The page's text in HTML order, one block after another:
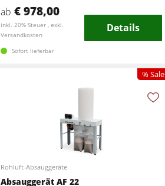
ab € 978,00
inkl. 20% Steuer , exkl.
Versandkosten
Details
Sofort lieferbar
% Sale
Rohluft-Absauggeräte
Absauggerät AF 22